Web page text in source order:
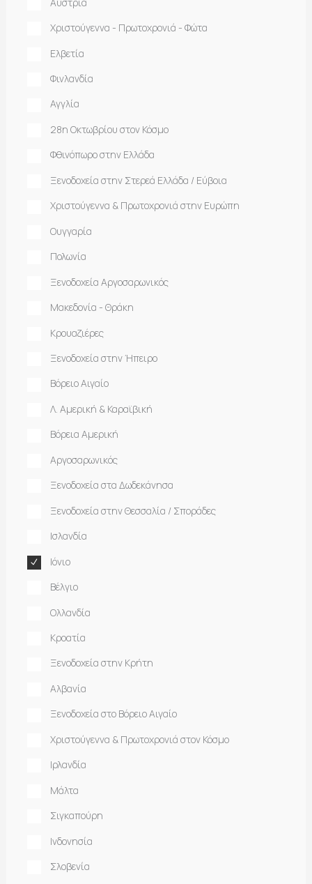
Χριστούγεννα - Πρωτοχρονιά - Φώτα
Ελβετία
Φινλανδία
Αγγλία
28η Οκτωβρίου στον Κόσμο
Φθινόπωρο στην Ελλάδα
Ξενοδοχεία στην Στερεά Ελλάδα / Εύβοια
Χριστούγεννα & Πρωτοχρονιά στην Ευρώπη
Ουγγαρία
Πολωνία
Ξενοδοχεία Αργοσαρωνικός
Μακεδονία - Θράκη
Κρουαζιέρες
Ξενοδοχεία στην Ήπειρο
Βόρειο Αιγαίο
Λ. Αμερική & Καραϊβική
Βόρεια Αμερική
Αργοσαρωνικός
Ξενοδοχεία στα Δωδεκάνησα
Ξενοδοχεία στην Θεσσαλία / Σποράδες
Ισλανδία
Ιόνιο
Βέλγιο
Ολλανδία
Κροατία
Ξενοδοχεία στην Κρήτη
Αλβανία
Ξενοδοχεία στο Βόρειο Αιγαίο
Χριστούγεννα & Πρωτοχρονιά στον Κόσμο
Ιρλανδία
Μάλτα
Σιγκαπούρη
Ινδονησία
Σλοβενία